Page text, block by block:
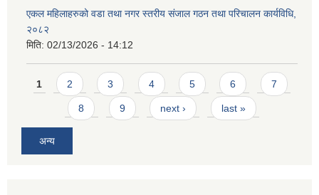
एकल महिलाहरुको वडा तथा नगर स्तरीय संजाल गठन तथा परिचालन कार्यविधि,
२०८२
मिति: 02/13/2026 - 14:12
Pages
1 2 3 4 5 6 7
8 9 next › last »
अन्य